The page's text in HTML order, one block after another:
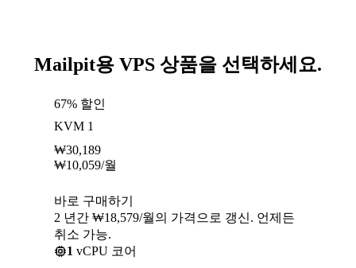
Mailpit용 VPS 상품을 선택하세요.
67% 할인
KVM 1
₩30,189
₩10,059/월
바로 구매하기
2 년간 ₩18,579/월의 가격으로 갱신. 언제든
취소 가능.
1 vCPU 코어